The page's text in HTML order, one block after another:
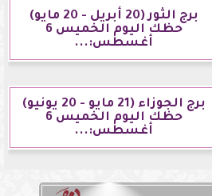
برج الثور (20 أبريل - 20 مايو)
حظك اليوم الخميس 6
أغسطس:...
برج الجوزاء (21 مايو - 20 يونيو)
حظك اليوم الخميس 6
أغسطس:...